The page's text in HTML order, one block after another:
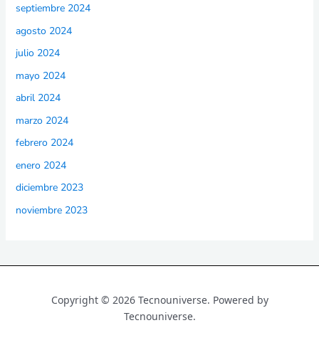
septiembre 2024
agosto 2024
julio 2024
mayo 2024
abril 2024
marzo 2024
febrero 2024
enero 2024
diciembre 2023
noviembre 2023
Copyright © 2026 Tecnouniverse. Powered by
Tecnouniverse.